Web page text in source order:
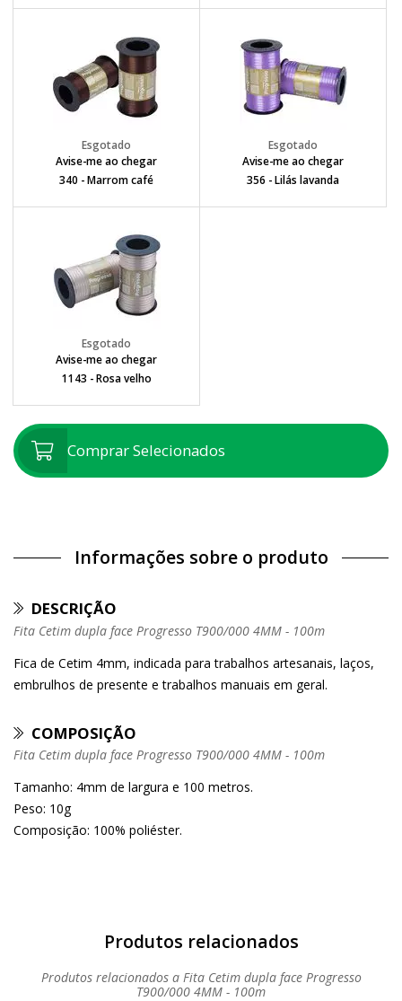
Avise-me ao chegar
340 - Marrom café
Avise-me ao chegar
356 - Lilás lavanda
Avise-me ao chegar
1143 - Rosa velho
Comprar Selecionados
Informações sobre o produto
DESCRIÇÃO
Fita Cetim dupla face Progresso T900/000 4MM - 100m
Fica de Cetim 4mm, indicada para trabalhos artesanais, laços,
embrulhos de presente e trabalhos manuais em geral.
COMPOSIÇÃO
Fita Cetim dupla face Progresso T900/000 4MM - 100m
Tamanho: 4mm de largura e 100 metros.
Peso: 10g
Composição: 100% poliéster.
Produtos relacionados a Fita Cetim dupla face Progresso
T900/000 4MM - 100m